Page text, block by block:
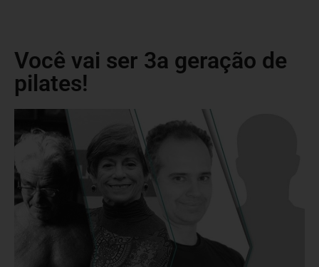
Você vai ser 3a geração de
pilates!